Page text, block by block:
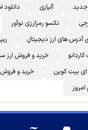
جدید
آلپاری
دانلود
نکسو رمزارزی نوآور
های ارز دیجیتال
خرید و فروش ارز
بیت کوین
خرید و فروش